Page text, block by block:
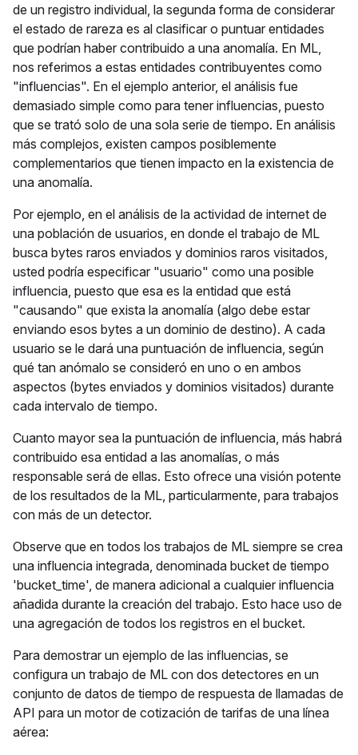
de un registro individual, la segunda forma de considerar
el estado de rareza es al clasificar o puntuar entidades
que podrían haber contribuido a una anomalía. En ML,
nos referimos a estas entidades contribuyentes como
"influencias". En el ejemplo anterior, el análisis fue
demasiado simple como para tener influencias, puesto
que se trató solo de una sola serie de tiempo. En análisis
más complejos, existen campos posiblemente
complementarios que tienen impacto en la existencia de
una anomalía.
Por ejemplo, en el análisis de la actividad de internet de
una población de usuarios, en donde el trabajo de ML
busca bytes raros enviados y dominios raros visitados,
usted podría especificar "usuario" como una posible
influencia, puesto que esa es la entidad que está
"causando" que exista la anomalía (algo debe estar
enviando esos bytes a un dominio de destino). A cada
usuario se le dará una puntuación de influencia, según
qué tan anómalo se consideró en uno o en ambos
aspectos (bytes enviados y dominios visitados) durante
cada intervalo de tiempo.
Cuanto mayor sea la puntuación de influencia, más habrá
contribuido esa entidad a las anomalías, o más
responsable será de ellas. Esto ofrece una visión potente
de los resultados de la ML, particularmente, para trabajos
con más de un detector.
Observe que en todos los trabajos de ML siempre se crea
una influencia integrada, denominada bucket de tiempo
'bucket_time', de manera adicional a cualquier influencia
añadida durante la creación del trabajo. Esto hace uso de
una agregación de todos los registros en el bucket.
Para demostrar un ejemplo de las influencias, se
configura un trabajo de ML con dos detectores en un
conjunto de datos de tiempo de respuesta de llamadas de
API para un motor de cotización de tarifas de una línea
aérea: